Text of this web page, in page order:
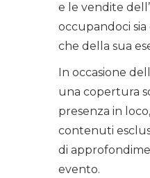
e le vendite
occupandoci
che della sua
In occasione
una copertura
presenza in
contenuti
di
evento.